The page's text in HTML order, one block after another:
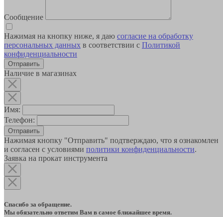
Сообщение
Нажимая на кнопку ниже, я даю согласие на обработку
персональных данных в соответствии с Политикой
конфиденциальности
Наличие в магазинах
Имя:
Телефон:
Отправить
Нажимая кнопку "Отправить" подтверждаю, что я ознакомлен
и согласен с условиями политики конфиденциальности.
Заявка на прокат инструмента
Спасибо за обращение.
Мы обязательно ответим Вам в самое ближайшее время.